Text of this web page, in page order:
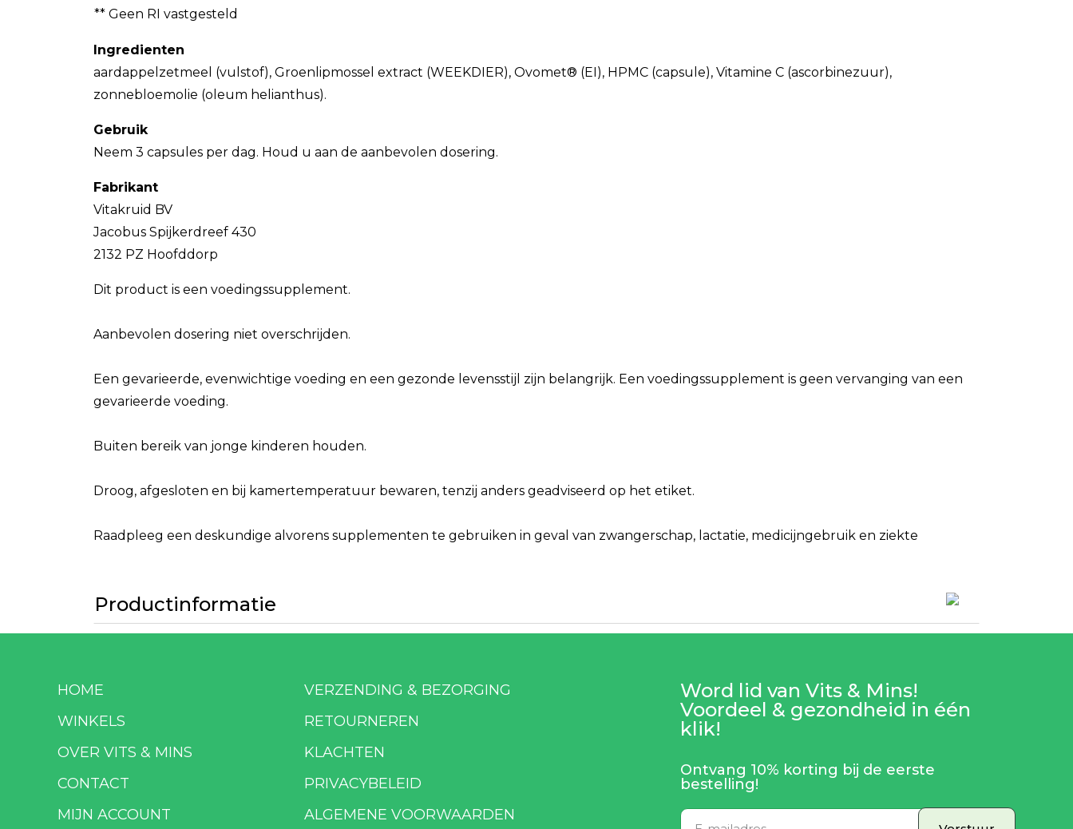
** Geen RI vastgesteld
Ingredienten
aardappelzetmeel (vulstof), Groenlipmossel extract (WEEKDIER), Ovomet® (EI), HPMC (capsule), Vitamine C (ascorbinezuur),
zonnebloemolie (oleum helianthus).
Gebruik
Neem 3 capsules per dag. Houd u aan de aanbevolen dosering.
Fabrikant
Vitakruid BV
Jacobus Spijkerdreef 430
2132 PZ Hoofddorp
Dit product is een voedingssupplement.
Aanbevolen dosering niet overschrijden.
Een gevarieerde, evenwichtige voeding en een gezonde levensstijl zijn belangrijk. Een voedingssupplement is geen vervanging van een
gevarieerde voeding.
Buiten bereik van jonge kinderen houden.
Droog, afgesloten en bij kamertemperatuur bewaren, tenzij anders geadviseerd op het etiket.
Raadpleeg een deskundige alvorens supplementen te gebruiken in geval van zwangerschap, lactatie, medicijngebruik en ziekte
Productinformatie
HOME
WINKELS
OVER VITS & MINS
CONTACT
MIJN ACCOUNT
VERZENDING & BEZORGING
RETOURNEREN
KLACHTEN
PRIVACYBELEID
ALGEMENE VOORWAARDEN
Word lid van Vits & Mins!
Voordeel & gezondheid in één
klik!
Ontvang 10% korting bij de eerste
bestelling!